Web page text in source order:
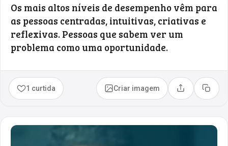
Os mais altos níveis de desempenho vêm para
as pessoas centradas, intuitivas, criativas e
reflexivas. Pessoas que sabem ver um
problema como uma oportunidade.
1 curtida Criar imagem Compartilhar
Copiar